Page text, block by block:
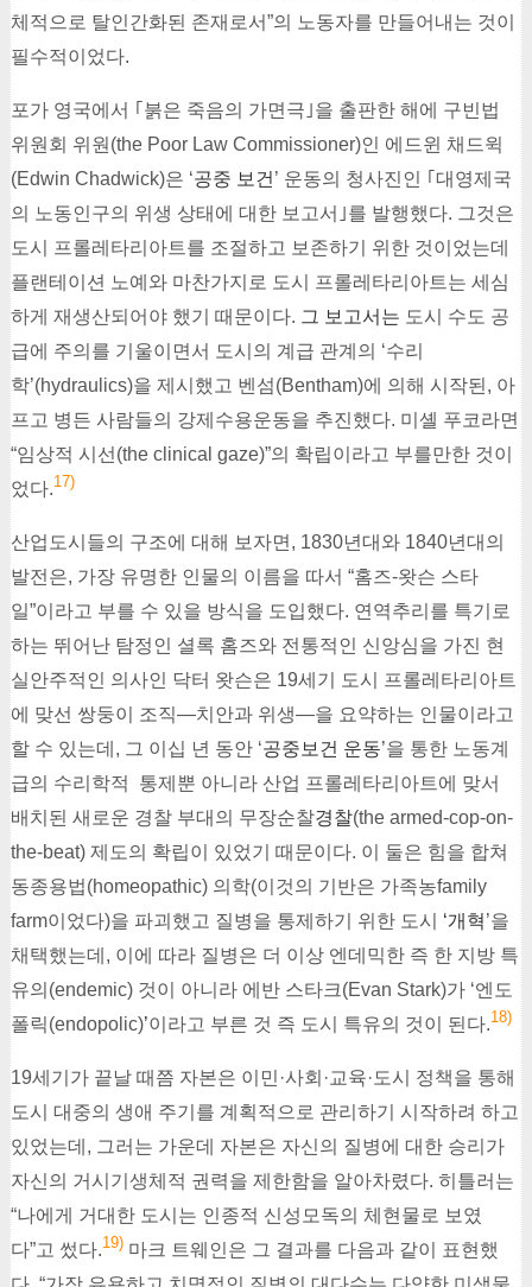
체적으로 탈인간화된 존재로서”의 노동자를 만들어내는 것이
필수적이었다.
포가 영국에서 ｢붉은 죽음의 가면극｣을 출판한 해에 구빈법
위원회 위원(the Poor Law Commissioner)인 에드윈 채드윅
(Edwin Chadwick)은 ‘공중 보건 ’ 운동의 청사진인 ｢대영제국
의 노동인구의 위생 상태에 대한 보고서｣를 발행했다. 그것은
도시 프롤레타리아트를 조절하고 보존하기 위한 것이었는데
플랜테이션 노예와 마찬가지로 도시 프롤레타리아트는 세심
하게 재생산되어야 했기 때문이다. 그 보고서는 도시 수도 공
급에 주의를 기울이면서 도시의 계급 관계의 ‘수리
학’(hydraulics)을 제시했고 벤섬(Bentham)에 의해 시작된, 아
프고 병든 사람들의 강제수용운동을 추진했다. 미셸 푸코라면
“임상적 시선(the clinical gaze)”의 확립이라고 부를만한 것이
었다.17)
산업도시들의 구조에 대해 보자면, 1830년대와 1840년대의
발전은, 가장 유명한 인물의 이름을 따서 “홈즈-왓슨 스타
일”이라고 부를 수 있을 방식을 도입했다. 연역추리를 특기로
하는 뛰어난 탐정인 셜록 홈즈와 전통적인 신앙심을 가진 현
실안주적인 의사인 닥터 왓슨은 19세기 도시 프롤레타리아트
에 맞선 쌍둥이 조직―치안과 위생―을 요약하는 인물이라고
할 수 있는데, 그 이십 년 동안 ‘공중보건 운동’을 통한 노동계
급의 수리학적 통제뿐 아니라 산업 프롤레타리아트에 맞서
배치된 새로운 경찰 부대의 무장순찰경찰(the armed-cop-on-
the-beat) 제도의 확립이 있었기 때문이다. 이 둘은 힘을 합쳐
동종용법(homeopathic) 의학(이것의 기반은 가족농family
farm이었다)을 파괴했고 질병을 통제하기 위한 도시 ‘개혁’을
채택했는데, 이에 따라 질병은 더 이상 엔데믹한 즉 한 지방 특
유의(endemic) 것이 아니라 에반 스타크(Evan Stark)가 ‘엔도
폴릭(endopolic)’이라고 부른 것 즉 도시 특유의 것이 된다.18)
19세기가 끝날 때쯤 자본은 이민·사회·교육·도시 정책을 통해
도시 대중의 생애 주기를 계획적으로 관리하기 시작하려 하고
있었는데, 그러는 가운데 자본은 자신의 질병에 대한 승리가
자신의 거시기생체적 권력을 제한함을 알아차렸다. 히틀러는
“나에게 거대한 도시는 인종적 신성모독의 체현물로 보였
다”고 썼다.19) 마크 트웨인은 그 결과를 다음과 같이 표현했